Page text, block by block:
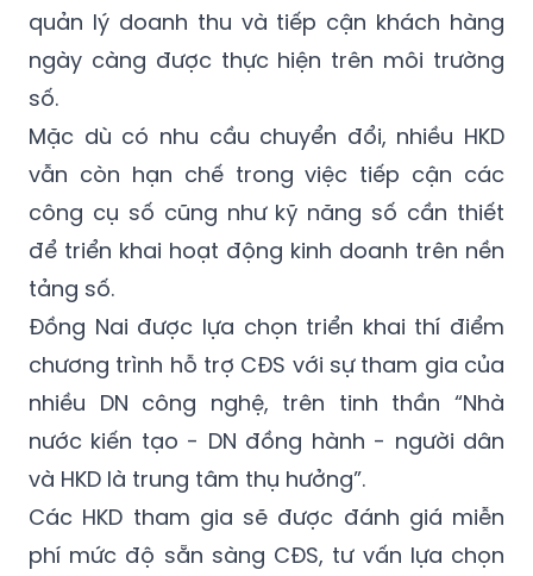
quản lý doanh thu và tiếp cận khách hàng
ngày càng được thực hiện trên môi trường
số.
Mặc dù có nhu cầu chuyển đổi, nhiều HKD
vẫn còn hạn chế trong việc tiếp cận các
công cụ số cũng như kỹ năng số cần thiết
để triển khai hoạt động kinh doanh trên nền
tảng số.
Đồng Nai được lựa chọn triển khai thí điểm
chương trình hỗ trợ CĐS với sự tham gia của
nhiều DN công nghệ, trên tinh thần “Nhà
nước kiến tạo - DN đồng hành - người dân
và HKD là trung tâm thụ hưởng”.
Các HKD tham gia sẽ được đánh giá miễn
phí mức độ sẵn sàng CĐS, tư vấn lựa chọn